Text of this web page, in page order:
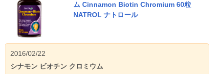
ム Cinnamon Biotin Chromium 60粒
NATROL ナトロール
2016/02/22
シナモン ビオチン クロミウム